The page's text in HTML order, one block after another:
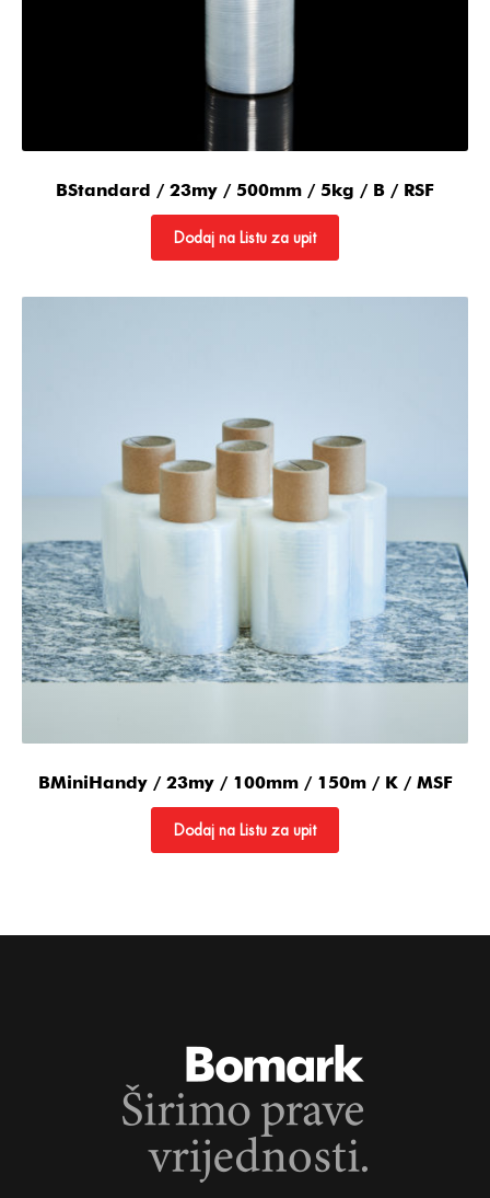
BStandard / 23my / 500mm / 5kg / B / RSF
Dodaj na Listu za upit
BMiniHandy / 23my / 100mm / 150m / K / MSF
Dodaj na Listu za upit